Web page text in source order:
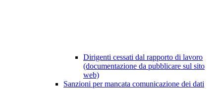
Dirigenti cessati dal rapporto di lavoro
(documentazione da pubblicare sul sito
web)
Sanzioni per mancata comunicazione dei dati